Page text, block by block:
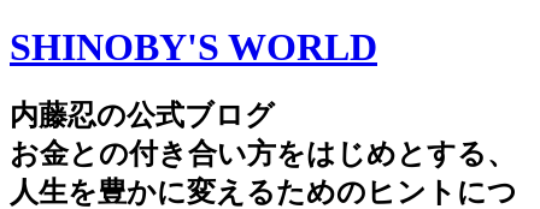
SHINOBY'S WORLD
内藤忍の公式ブログ
お金との付き合い方をはじめとする、
人生を豊かに変えるためのヒントにつ